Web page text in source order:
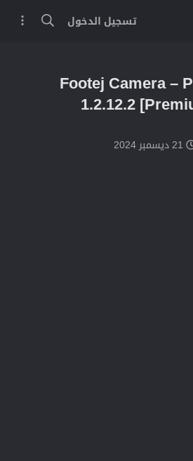
تسجيل الدخول
Footej Camera –
1.2.12.2
ت21 ديسمبر 2024